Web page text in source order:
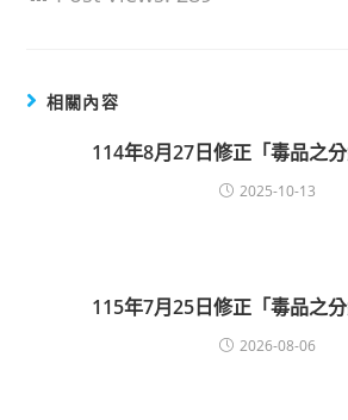
相關內容
114年8月27日修正「毒品之分
2025-10-13
115年7月25日修正「毒品之分
2026-08-06